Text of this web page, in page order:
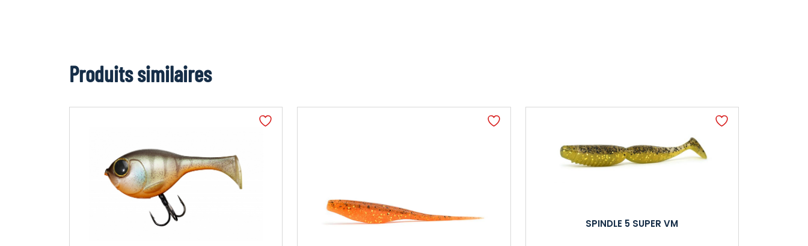
Produits similaires
SPINDLE 5 SUPER VM